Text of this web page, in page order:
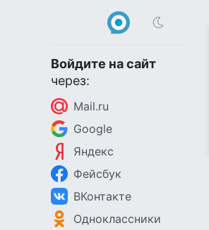
Войдите на сайт
через:
Mail.ru
Google
Яндекс
Фейсбук
ВКонтакте
Одноклассники